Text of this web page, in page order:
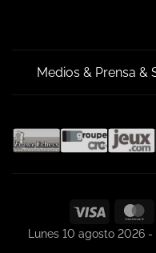
Medios & Prensa &
Visa
Lunes 10 agosto 2026